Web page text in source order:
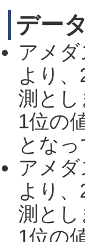
デー
アメ
より
測とし
1位の
とな
アメ
より
測とし
1位の